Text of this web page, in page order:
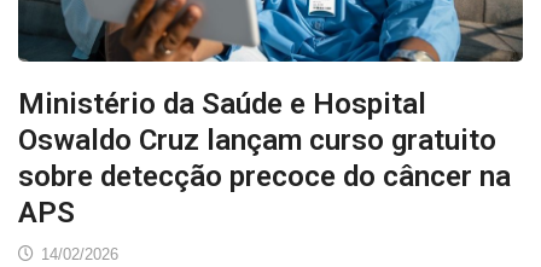
Ministério da Saúde e Hospital
Oswaldo Cruz lançam curso gratuito
sobre detecção precoce do câncer na
APS
14/02/2026